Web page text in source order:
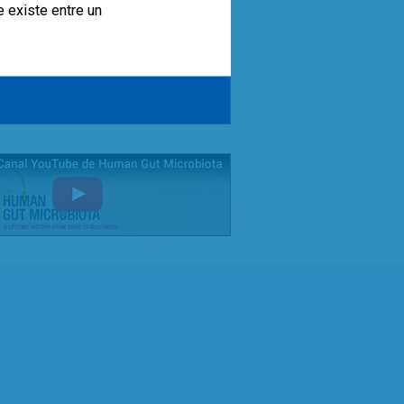
existe entre un